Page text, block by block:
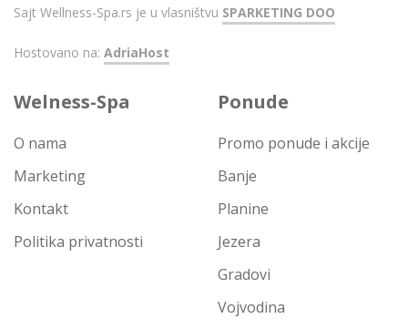
Sajt Wellness-Spa.rs je u vlasništvu SPARKETING DOO
Hostovano na: AdriaHost
Welness-Spa
O nama
Marketing
Kontakt
Politika privatnosti
Ponude
Promo ponude i akcije
Banje
Planine
Jezera
Gradovi
Vojvodina